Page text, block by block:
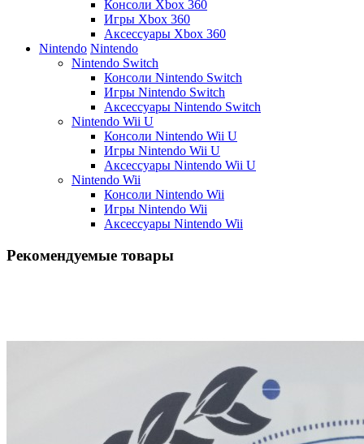
Консоли Xbox 360
Игры Xbox 360
Аксессуары Xbox 360
Nintendo Nintendo
Nintendo Switch
Консоли Nintendo Switch
Игры Nintendo Switch
Аксессуары Nintendo Switch
Nintendo Wii U
Консоли Nintendo Wii U
Игры Nintendo Wii U
Аксессуары Nintendo Wii U
Nintendo Wii
Консоли Nintendo Wii
Игры Nintendo Wii
Аксессуары Nintendo Wii
Рекомендуемые товары